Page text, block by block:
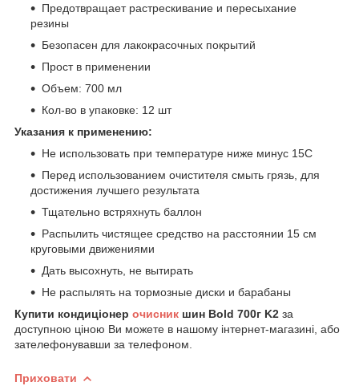
Предотвращает растрескивание и пересыхание
резины
Безопасен для лакокрасочных покрытий
Прост в применении
Объем: 700 мл
Кол-во в упаковке: 12 шт
Указания к применению:
Не использовать при температуре ниже минус 15С
Перед использованием очистителя смыть грязь, для
достижения лучшего результата
Тщательно встряхнуть баллон
Распылить чистящее средство на расстоянии 15 см
круговыми движениями
Дать высохнуть, не вытирать
Не распылять на тормозные диски и барабаны
Купити кондиціонер очисник шин Bold 700г K2 за
доступною ціною Ви можете в нашому інтернет-магазині, або
зателефонувавши за телефоном.
Приховати